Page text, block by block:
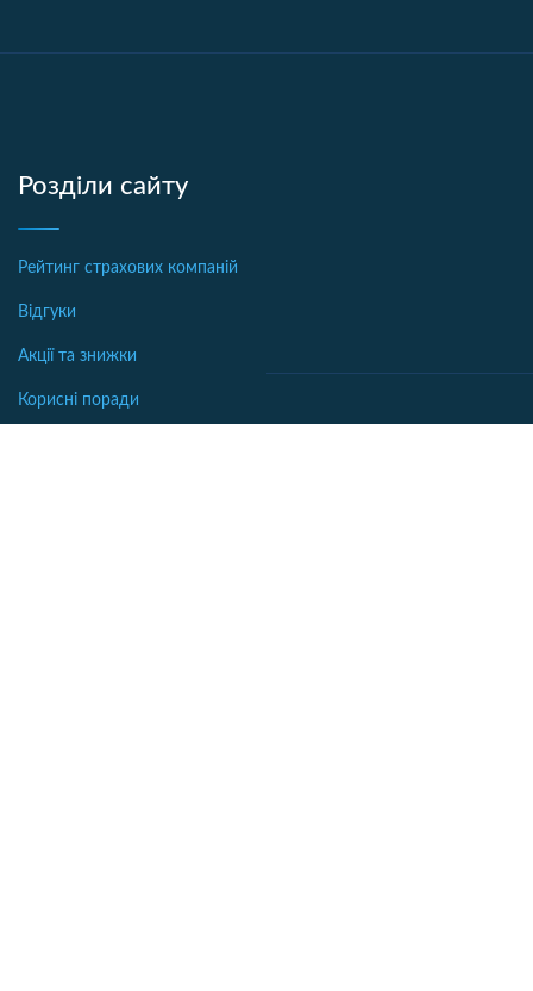
Розділи сайту
Рейтинг страхових компаній
Відгуки
Акції та знижки
Корисні поради